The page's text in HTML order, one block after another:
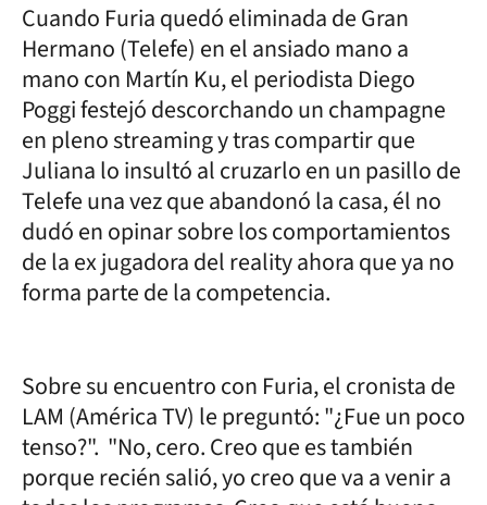
Cuando Furia quedó eliminada de Gran
Hermano (Telefe) en el ansiado mano a
mano con Martín Ku, el periodista Diego
Poggi festejó descorchando un champagne
en pleno streaming y tras compartir que
Juliana lo insultó al cruzarlo en un pasillo de
Telefe una vez que abandonó la casa, él no
dudó en opinar sobre los comportamientos
de la ex jugadora del reality ahora que ya no
forma parte de la competencia.
Sobre su encuentro con Furia, el cronista de
LAM (América TV) le preguntó: "¿Fue un poco
tenso?". "No, cero. Creo que es también
porque recién salió, yo creo que va a venir a